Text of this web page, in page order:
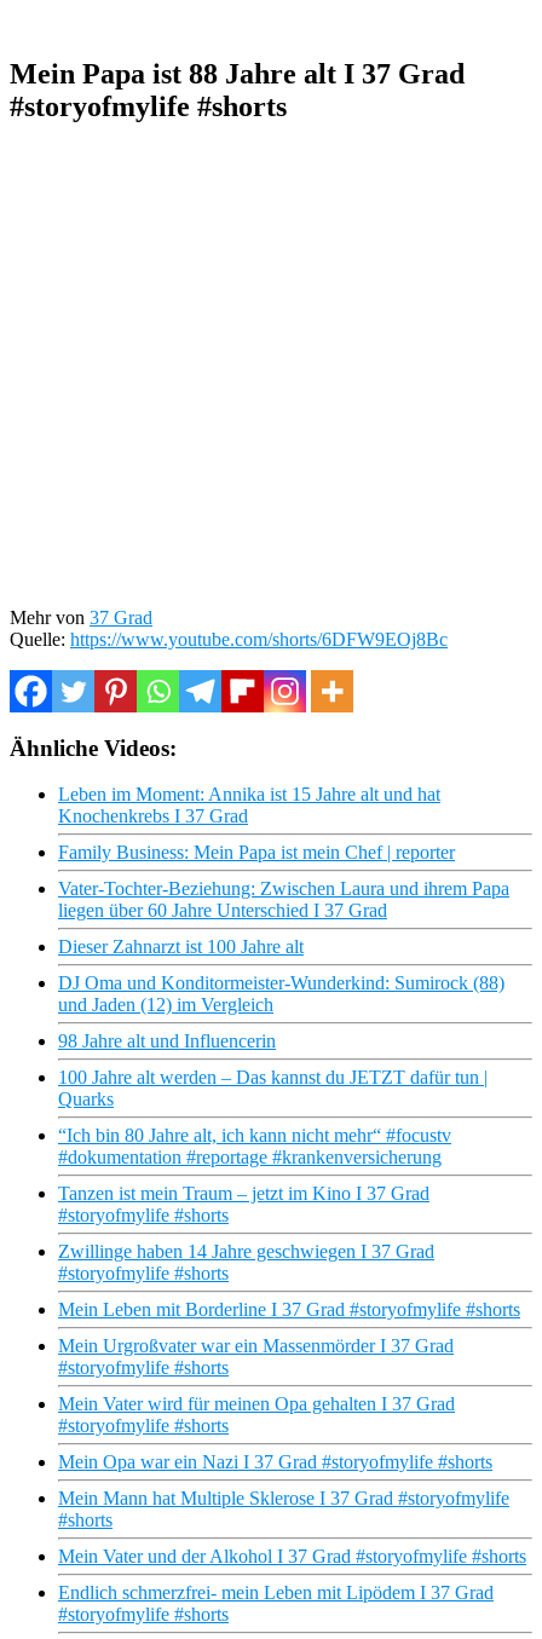
Mein Papa ist 88 Jahre alt I 37 Grad
#storyofmylife #shorts
Mehr von 37 Grad
Quelle: https://www.youtube.com/shorts/6DFW9EOj8Bc
Ähnliche Videos:
Leben im Moment: Annika ist 15 Jahre alt und hat
Knochenkrebs I 37 Grad
Family Business: Mein Papa ist mein Chef | reporter
Vater-Tochter-Beziehung: Zwischen Laura und ihrem Papa
liegen über 60 Jahre Unterschied I 37 Grad
Dieser Zahnarzt ist 100 Jahre alt
DJ Oma und Konditormeister-Wunderkind: Sumirock (88)
und Jaden (12) im Vergleich
98 Jahre alt und Influencerin
100 Jahre alt werden – Das kannst du JETZT dafür tun |
Quarks
“Ich bin 80 Jahre alt, ich kann nicht mehr“ #focustv
#dokumentation #reportage #krankenversicherung
Tanzen ist mein Traum – jetzt im Kino I 37 Grad
#storyofmylife #shorts
Zwillinge haben 14 Jahre geschwiegen I 37 Grad
#storyofmylife #shorts
Mein Leben mit Borderline I 37 Grad #storyofmylife #shorts
Mein Urgroßvater war ein Massenmörder I 37 Grad
#storyofmylife #shorts
Mein Vater wird für meinen Opa gehalten I 37 Grad
#storyofmylife #shorts
Mein Opa war ein Nazi I 37 Grad #storyofmylife #shorts
Mein Mann hat Multiple Sklerose I 37 Grad #storyofmylife
#shorts
Mein Vater und der Alkohol I 37 Grad #storyofmylife #shorts
Endlich schmerzfrei- mein Leben mit Lipödem I 37 Grad
#storyofmylife #shorts